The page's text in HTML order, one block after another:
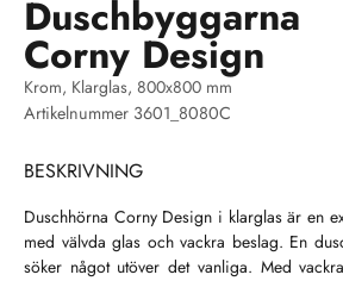
Duschbyggarna
Corny Design
Krom, Klarglas, 800x800 mm
Artikelnummer 3601_8080C
BESKRIVNING
Duschhörna Corny Design i klarglas är en
med välvda glas och vackra beslag. En
söker något utöver det vanliga. Med